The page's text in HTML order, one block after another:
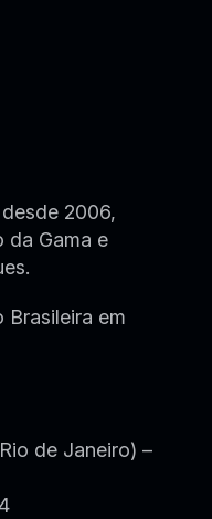
2006,
da Gama e
Brasileira em
de Janeiro) –